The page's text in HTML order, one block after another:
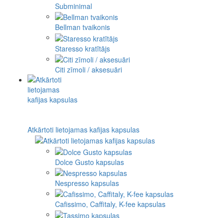
Subminimal
Bellman tvaikonis
Staresso kratītājs
Citi zīmoli / aksesuāri
Atkārtoti lietojamas kafijas kapsulas
Dolce Gusto kapsulas
Nespresso kapsulas
Cafissimo, Caffitaly, K-fee kapsulas